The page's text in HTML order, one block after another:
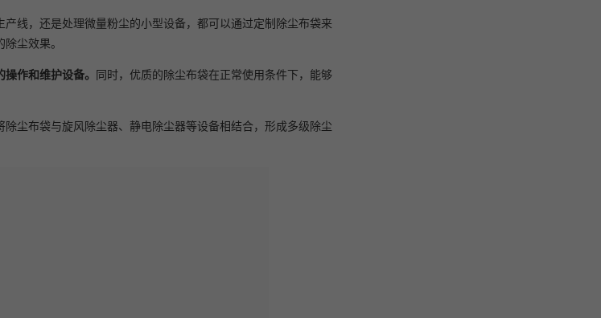
产线，还是处理微量粉尘的小型设备，都可以通过定制除尘布袋来
尘效果。
作和维护设备。 同时，优质的除尘布袋在正常使用条件下，能够
除尘布袋与旋风除尘器、静电除尘器等设备相结合，形成多级除尘